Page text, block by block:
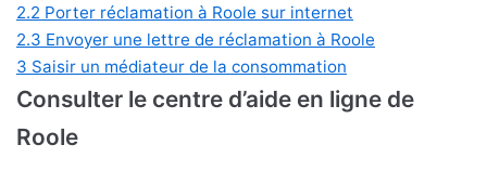
2.2 Porter réclamation à Roole sur internet
2.3 Envoyer une lettre de réclamation à Roole
3 Saisir un médiateur de la consommation
Consulter le centre d’aide en ligne de
Roole